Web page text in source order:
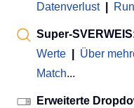
Datenverlust
Super-SVERWEIS:
Werte
Über
Match...
Erweiterte